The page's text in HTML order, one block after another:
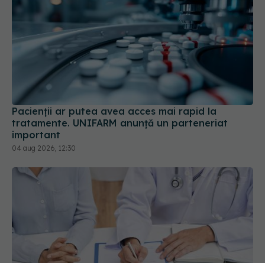
Pacienții ar putea avea acces mai rapid la
tratamente. UNIFARM anunță un parteneriat
important
04 aug 2026, 12:30